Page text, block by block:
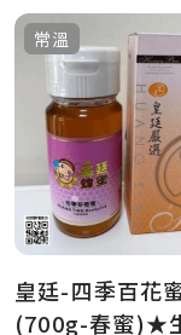
常溫
皇廷-四季百花
(700g-春蜜)★